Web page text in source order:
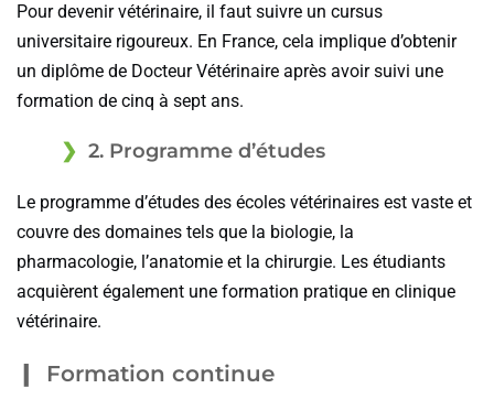
Pour devenir vétérinaire, il faut suivre un cursus
universitaire rigoureux. En France, cela implique d’obtenir
un diplôme de Docteur Vétérinaire après avoir suivi une
formation de cinq à sept ans.
2. Programme d’études
Le programme d’études des écoles vétérinaires est vaste et
couvre des domaines tels que la biologie, la
pharmacologie, l’anatomie et la chirurgie. Les étudiants
acquièrent également une formation pratique en clinique
vétérinaire.
Formation continue